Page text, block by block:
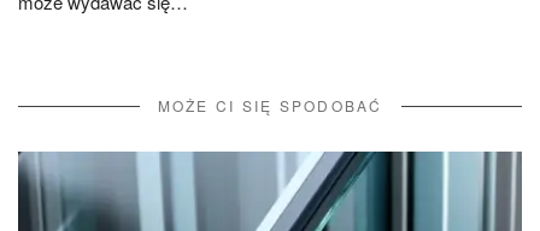
MOŻE CI SIĘ SPODOBAĆ